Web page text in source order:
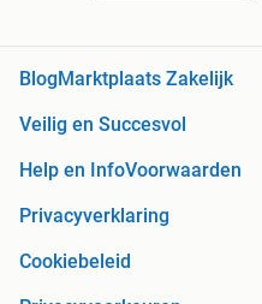
BlogMarktplaats Zakelijk
Veilig en Succesvol
Help en InfoVoorwaarden
Privacyverklaring
Cookiebeleid